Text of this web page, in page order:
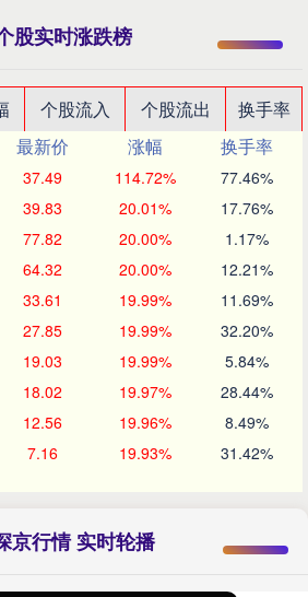
股实时涨跌榜
个股流入 个股流出
换手率
最新价 涨幅
换手率
37.49 114.72% 77.46%
39.83 20.01% 17.76%
77.82 20.00% 1.17%
64.32 20.00% 12.21%
33.61 19.99% 11.69%
27.85 19.99% 32.20%
19.03 19.99% 5.84%
18.02 19.97% 28.44%
12.56 19.96% 8.49%
7.16 19.93% 31.42%
京行情 实时轮播